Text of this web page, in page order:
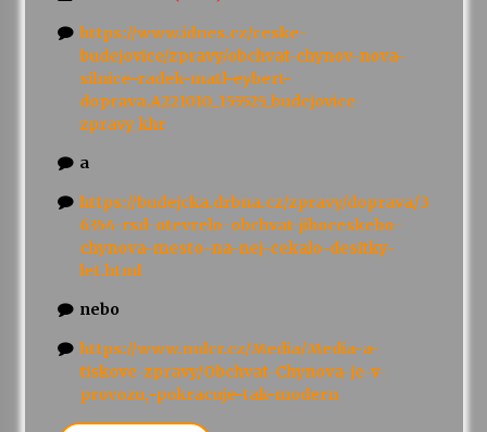
https://www.idnes.cz/ceske-
budejovice/zpravy/obchvat-chynov-nova-
silnice-radek-matl-eybert-
doprava.A221010_155525_budejovice-
zpravy_khr
a
https://budejcka.drbna.cz/zpravy/doprava/3
6354-rsd-otevrelo-obchvat-jihoceskeho-
chynova-mesto-na-nej-cekalo-desitky-
let.html
nebo
https://www.mdcr.cz/Media/Media-a-
tiskove-zpravy/Obchvat-Chynova-je-v-
provozu,-pokracuje-tak-modern